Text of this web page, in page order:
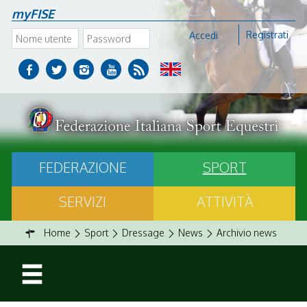
myFISE
Accedi Registrati
FEDERAZIONE
SPORT
SERVIZI
ATTIVITÀ
Home Sport Dressage News Archivio news